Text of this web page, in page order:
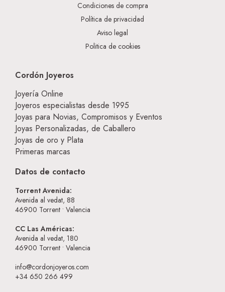
Condiciones de compra
Política de privacidad
Aviso legal
Politica de cookies
Cordón Joyeros
Joyería Online
Joyeros especialistas desde 1995
Joyas para Novias, Compromisos y Eventos
Joyas Personalizadas, de Caballero
Joyas de oro y Plata
Primeras marcas
Datos de contacto
Torrent Avenida:
Avenida al vedat, 88
46900 Torrent • Valencia
CC Las Américas:
Avenida al vedat, 180
46900 Torrent • Valencia
info@cordonjoyeros.com
+34 650 266 499